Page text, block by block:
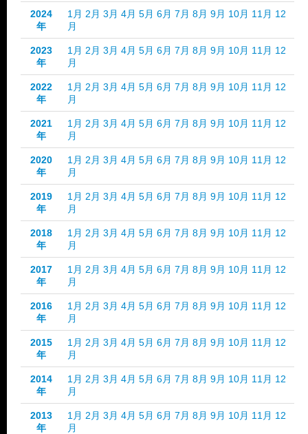
2024
年
1月 2月 3月 4月 5月 6月 7月 8月 9月 10月 11月 12
月
2023
年
1月 2月 3月 4月 5月 6月 7月 8月 9月 10月 11月 12
月
2022
年
1月 2月 3月 4月 5月 6月 7月 8月 9月 10月 11月 12
月
2021
年
1月 2月 3月 4月 5月 6月 7月 8月 9月 10月 11月 12
月
2020
年
1月 2月 3月 4月 5月 6月 7月 8月 9月 10月 11月 12
月
2019
年
1月 2月 3月 4月 5月 6月 7月 8月 9月 10月 11月 12
月
2018
年
1月 2月 3月 4月 5月 6月 7月 8月 9月 10月 11月 12
月
2017
年
1月 2月 3月 4月 5月 6月 7月 8月 9月 10月 11月 12
月
2016
年
1月 2月 3月 4月 5月 6月 7月 8月 9月 10月 11月 12
月
2015
年
1月 2月 3月 4月 5月 6月 7月 8月 9月 10月 11月 12
月
2014
年
1月 2月 3月 4月 5月 6月 7月 8月 9月 10月 11月 12
月
2013
年
1月 2月 3月 4月 5月 6月 7月 8月 9月 10月 11月 12
月